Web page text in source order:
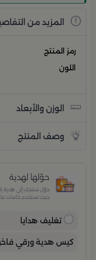
المزيد من
رمز المنتج
اللون
الوزن والأبعاد
وصف المنتج
حوّلها لهدية
حوّل منتجك إلى هدية
حيث نستخدم خامات
تغليف هدايا
كيس هدية ورقي فاخر